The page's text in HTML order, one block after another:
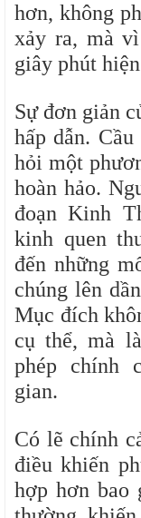
hơn, không
xảy ra, mà
giây phút
Sự đơn giản
hấp dẫn.
hỏi một
hoàn hảo.
đoạn Kinh
kinh quen
đến những
chúng lên
Mục đích
cụ thể, mà
phép chính
gian.
Có lẽ chính
điều khiến
hợp hơn bao